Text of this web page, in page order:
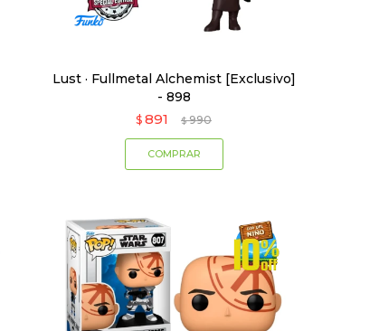
Lust · Fullmetal Alchemist [Exclusivo]
- 898
$ 891 $ 990